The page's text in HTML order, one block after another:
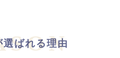
ばれる理由